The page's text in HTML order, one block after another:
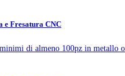
e Fresatura CNC
di almeno 100pz in metallo